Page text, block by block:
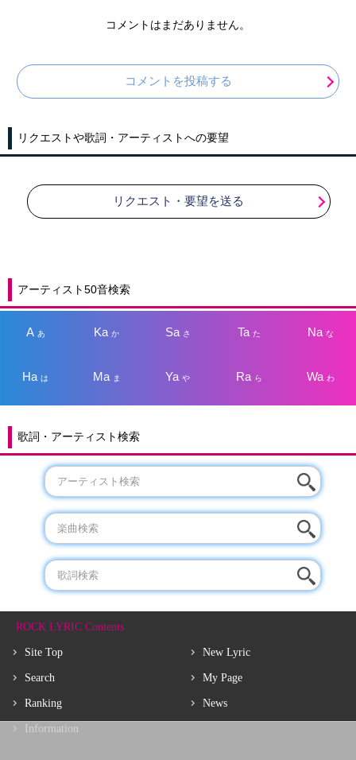
コメントはまだありません。
コメントを投稿する
リクエストや歌詞・アーティストへの要望
リクエスト・要望を送る
アーティスト50音検索
A あ Kaか Sa さ Taた Na な
Haは Ma ま Yaや Ra ら Wa わ
歌詞・アーティスト検索
ROCK LYRIC Contents
Site Top
Search
Ranking
Information
New Lyric
My Page
News